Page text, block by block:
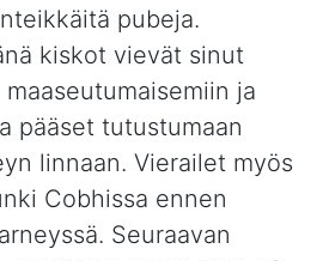
pubeja.
kiskot vievät sinut
ja
pääset tutustumaan
linnaan. Vierailet myös
Cobhissa ennen
Seuraavan